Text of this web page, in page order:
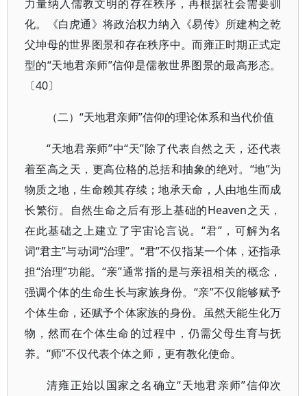
力量纳入儒教文明的存在秩序，再根据社会需要驯
化。《白虎通》将政治权力纳入《易传》所建构之乾
父坤母的世界图景和存在秩序中。而雍正时期正式定
型的“天地君亲师”信仰是儒教世界图景的最高形态。
〔40〕
（二）“天地君亲师”信仰的理论体系和当代价值
“天地君亲师”中“天”除了代表自然之天，还代表
着至高之天，更高位格的总括和抽象的绝对。“地”为
物质之地，生命赖其存续；地承天命，人由地生而成
长繁衍。自然生命之后有形上基础的Heaven之天，
在此基础之上建立了宇宙论言说。“君”，可解为名
词“君主”与动词“治理”。“君”不仅指某一个体，还指承
担“治理”功能。“亲”通常指的是与亲祖相关的概念，
强调个体的生命生长与家族身份。“亲”不仅能够赋予
个体生命，还赋予个体家族的身份。虽然天能生化万
物，然而在个体生命的过程中，仍需父母生育与抚
养。“师”不仅代表个体之师，更有教化使命。
清雍正始以国家之名确立“天地君亲师”信仰次